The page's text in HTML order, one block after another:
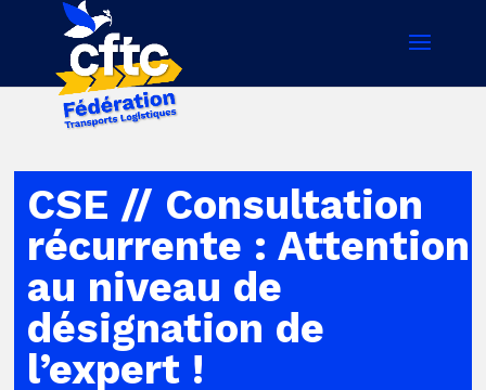
CSE // Consultation
récurrente : Attention
au niveau de
désignation de
l’expert !